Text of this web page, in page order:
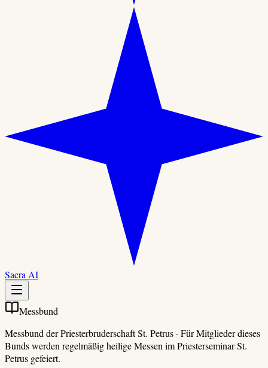
Sacra AI
Messbund
Messbund der Priesterbruderschaft St. Petrus · Für Mitglieder dieses
Bunds werden regelmäßig heilige Messen im Priesterseminar St.
Petrus gefeiert.